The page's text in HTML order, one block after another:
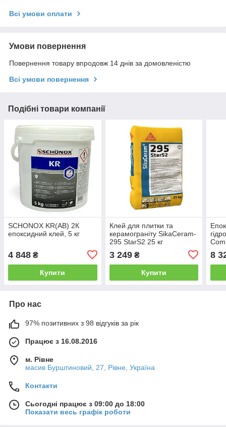
Всі умови оплати
Умови повернення
Повернення товару впродовж 14 днів за домовленістю
Всі умови повернення
Подібні товари компанії
SCHONOX KR(AB) 2К
епоксидний клей, 5 кг
4 848 ₴
Купити
Клей для плитки та
керамограніту SikaCeram-
295 StarS2 25 кг
3 249₴
Купити
8
Про нас
97% позитивних з 98 відгуків за рік
Працює з 16.08.2016
м. Рівне
масив Бурштиновий, 27, Рівне, Україна
Контакти
Сьогодні працює з 09:00 до 18:00
Показати весь графік роботи